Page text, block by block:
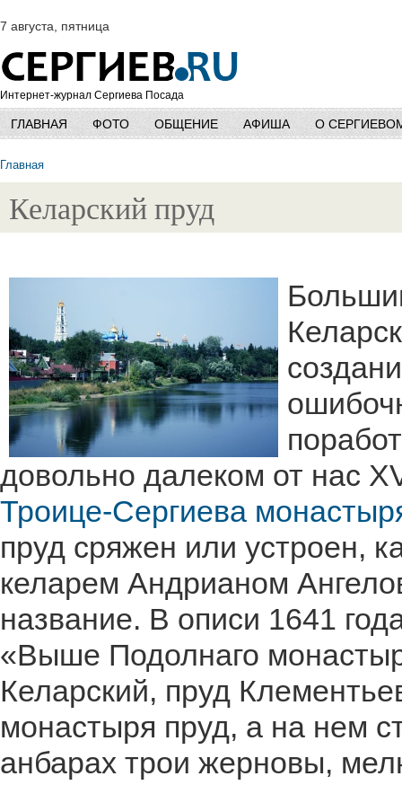
7 августа, пятница
Интернет-журнал Сергиева Посада
ГЛАВНАЯ ФОТО ОБЩЕНИЕ АФИША О
Главная
Келарский пруд
довольно далеком от нас
Троице-Сергиева
пруд сряжен или устроен,
келарем Андрианом
название. В описи 1641
«Выше Подолнаго
Келарский, пруд
монастыря пруд, а на нем
анбарах трои жерновы,